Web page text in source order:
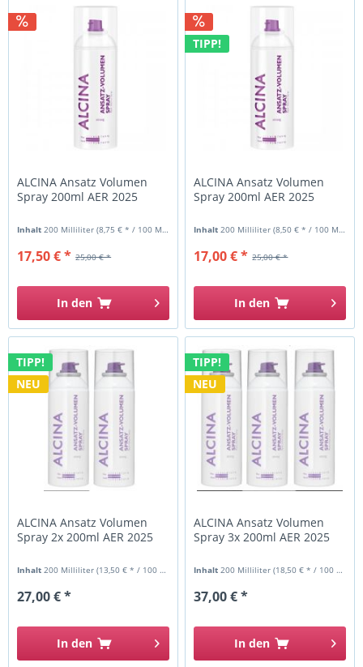
ALCINA Ansatz Volumen
Spray 200ml AER 2025
Inhalt200 Milliliter(8,75 € * / 100 Milliliter)
25,00 € *
17,50 € *
In den
TIPP!
ALCINA Ansatz Volumen
Spray 200ml AER 2025
Inhalt200 Milliliter(8,50 € * / 100 Milliliter)
25,00 € *
17,00 € *
In den
TIPP!
NEU
ALCINA Ansatz Volumen
Spray 2x 200ml AER 2025
Inhalt 200 Milliliter(13,50 € * / 100 Milliliter)
27,00 € *
In den
TIPP!
NEU
ALCINA Ansatz Volumen
Spray 3x 200ml AER 2025
Inhalt 200 Milliliter(18,50 € * / 100 Milliliter)
37,00 € *
In den